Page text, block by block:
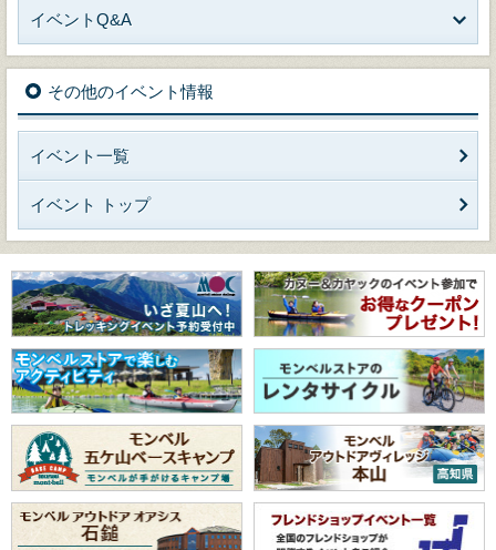
イベントQ&A
その他のイベント情報
イベント一覧
イベント トップ